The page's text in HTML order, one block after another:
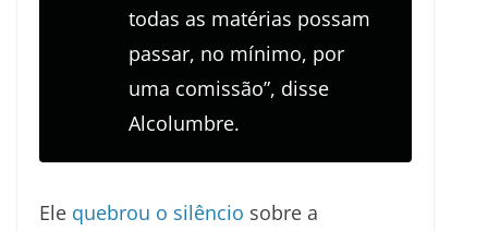
todas as matérias possam
passar, no mínimo, por
uma comissão”, disse
Alcolumbre.
Ele quebrou o silêncio sobre a